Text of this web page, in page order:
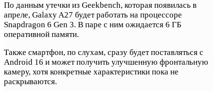
По данным утечки из Geekbench, которая появилась в
апреле, Galaxy A27 будет работать на процессоре
Snapdragon 6 Gen 3. В паре с ним ожидается 6 ГБ
оперативной памяти.
Также смартфон, по слухам, сразу будет поставляться с
Android 16 и может получить улучшенную фронтальную
камеру, хотя конкретные характеристики пока не
раскрываются.